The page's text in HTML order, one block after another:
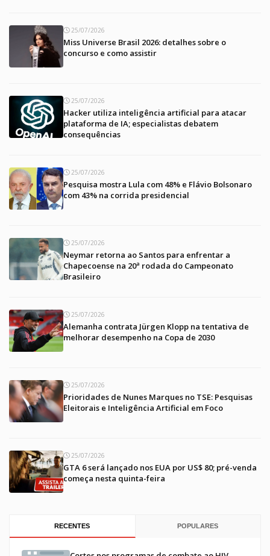
25/07/2026
Miss Universe Brasil 2026: detalhes sobre o
concurso e como assistir
25/07/2026
Hacker utiliza inteligência artificial para atacar
plataforma de IA; especialistas debatem
consequências
25/07/2026
Pesquisa mostra Lula com 48% e Flávio Bolsonaro
com 43% na corrida presidencial
25/07/2026
Neymar retorna ao Santos para enfrentar a
Chapecoense na 20ª rodada do Campeonato
Brasileiro
25/07/2026
Alemanha contrata Jürgen Klopp na tentativa de
melhorar desempenho na Copa de 2030
25/07/2026
Prioridades de Nunes Marques no TSE: Pesquisas
Eleitorais e Inteligência Artificial em Foco
25/07/2026
GTA 6 será lançado nos EUA por US$ 80; pré-venda
começa nesta quinta-feira
RECENTES POPULARES